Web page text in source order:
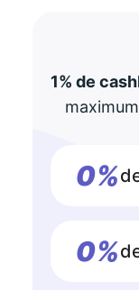
1% de
0%
0%